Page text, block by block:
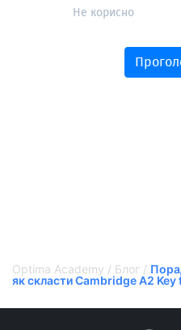
Не корисно
Optima Academy / Блог /
як скласти Cambridge A2